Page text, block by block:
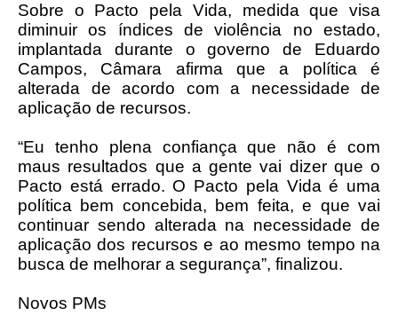
Sobre o Pacto pela Vida, medida que visa
diminuir os índices de violência no estado,
implantada durante o governo de Eduardo
Campos, Câmara afirma que a política é
alterada de acordo com a necessidade de
aplicação de recursos.
“Eu tenho plena confiança que não é com
maus resultados que a gente vai dizer que o
Pacto está errado. O Pacto pela Vida é uma
política bem concebida, bem feita, e que vai
continuar sendo alterada na necessidade de
aplicação dos recursos e ao mesmo tempo na
busca de melhorar a segurança”, finalizou.
Novos PMs